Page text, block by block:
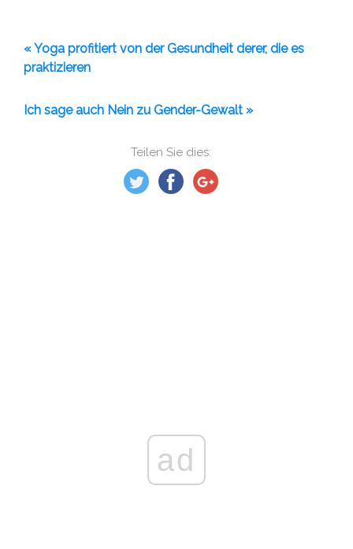
Teilen Sie dies:
« Yoga profitiert von der Gesundheit derer, die es
praktizieren
Ich sage auch Nein zu Gender-Gewalt »
ad